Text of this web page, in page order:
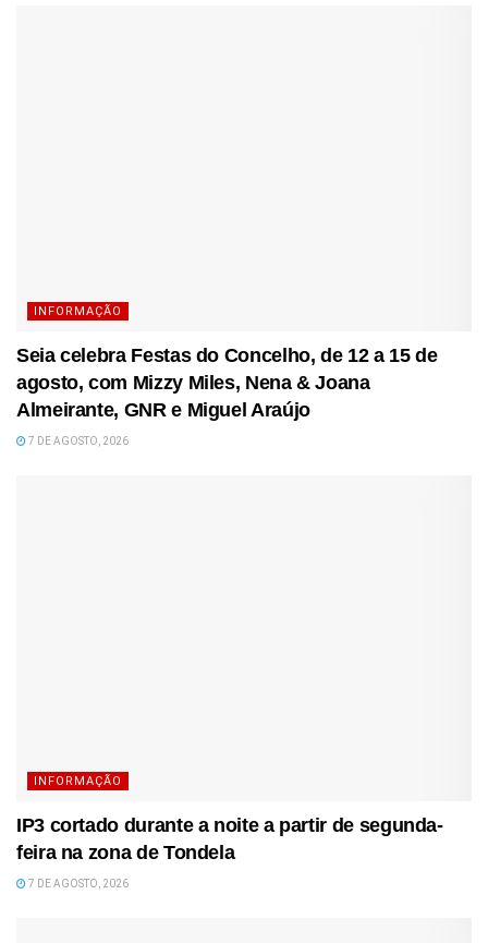
INFORMAÇÃO
Seia celebra Festas do Concelho, de 12 a 15 de
agosto, com Mizzy Miles, Nena & Joana
Almeirante, GNR e Miguel Araújo
7 DE AGOSTO, 2026
INFORMAÇÃO
IP3 cortado durante a noite a partir de segunda-
feira na zona de Tondela
7 DE AGOSTO, 2026